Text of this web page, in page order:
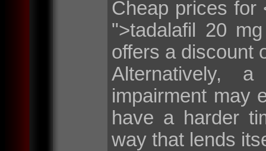
Cheap prices for
">tadalafil 20
offers a discount
Alternatively,
impairment may
have a harder
way that lends